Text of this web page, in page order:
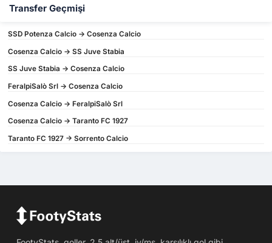
Transfer Geçmişi
SSD Potenza Calcio -> Cosenza Calcio
Cosenza Calcio -> SS Juve Stabia
SS Juve Stabia -> Cosenza Calcio
FeralpiSalò Srl -> Cosenza Calcio
Cosenza Calcio -> FeralpiSalò Srl
Cosenza Calcio -> Taranto FC 1927
Taranto FC 1927 -> Sorrento Calcio